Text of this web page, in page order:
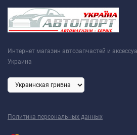
Интернет магазин автозапчастей и
Украина
Политика персональных данных